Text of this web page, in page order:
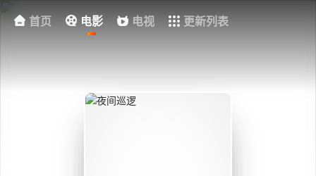
首页 电影 电视 更新列表